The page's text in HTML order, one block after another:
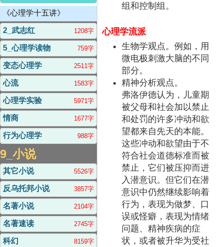
《心理学十五讲》
2_武志红 1208字
5_心理学读物 759字
变态心理学 2511字
心流 1583字
心理学实验 5971字
情商 1677字
行为心理学 988字
9_小说
其它小说 5526字
反乌托邦小说 3857字
名著小说 2104字
名著速读 2745字
科幻 8159字
组和控制组。
心理学流派
生物学观点。例如，用
微电极刺激大脑的不同
部分。
精神分析观点。
弗洛伊德认为，儿童期
被父母和社会加以禁止
和处罚的许多冲动和欲
望都来自先天的本能。
这些冲动和欲望由于不
符合社会道德标准而被
禁止，它们被压抑而进
入潜意识。但它们在潜
意识中仍然继续影响着
行为，表现为做梦、口
误或怪癖，表现为情绪
问题、精神疾病的症
状，或者被升华为受社